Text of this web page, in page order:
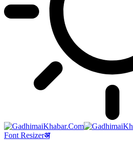
Font Resizerअ